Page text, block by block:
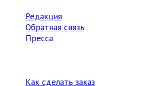
Редакция
Обратная связь
Пресса
Как сделать заказ